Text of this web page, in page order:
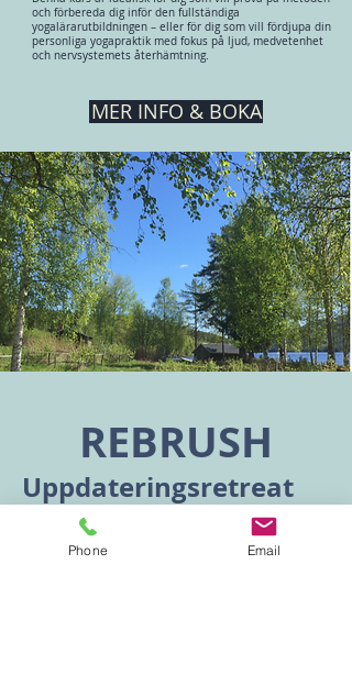
och förbereda dig inför den fullständiga
yogalärarutbildningen – eller för dig som vill fördjupa din
personliga yogapraktik med fokus på ljud, medvetenhet
och nervsystemets återhämtning.
MER INFO & BOKA
REBRUSH
Uppdateringsretreat
för My Spirit Sound
Yoga lärare
Phone Email